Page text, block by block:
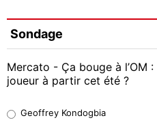
Sondage
Mercato - Ça bouge à l’OM
joueur à partir cet été ?
38%
Geoffrey Kondogbia